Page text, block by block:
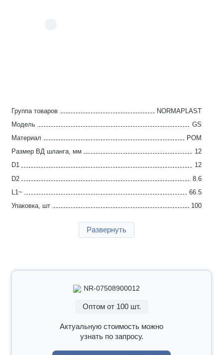
Группа товаров
NORMAPLAST
Модель
GS
Материал
POM
Размер ВД шланга, мм
12
D1
12
D2
8.6
L1~
66.5
Упаковка, шт
100
Развернуть
NR-07508900012
Оптом от 100 шт.
Актуальную стоимость можно
узнать по запросу.